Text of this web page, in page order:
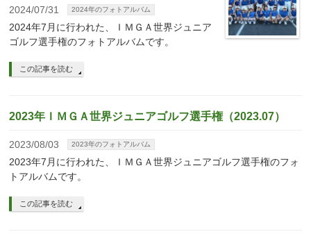
2024/07/31 2024年のフォトアルバム
2024年7月に行われた、ＩＭＧＡ世界ジュニア
ゴルフ選手権のフォトアルバムです。
この記事を読む
2023年ＩＭＧＡ世界ジュニアゴルフ選手権（2023.07）
2023/08/03 2023年のフォトアルバム
2023年7月に行われた、ＩＭＧＡ世界ジュニアゴルフ選手権のフォ
トアルバムです。
この記事を読む